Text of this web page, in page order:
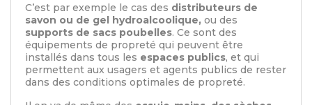
C’est par exemple le cas des distributeurs de
savon ou de gel hydroalcoolique, ou des
supports de sacs poubelles. Ce sont des
équipements de propreté qui peuvent être
installés dans tous les espaces publics, et qui
permettent aux usagers et agents publics de rester
dans des conditions optimales de propreté.